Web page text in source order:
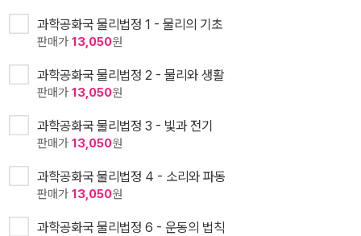
과학공화국 물리법정 1 - 물리의 기초
판매가 13,050원
과학공화국 물리법정 2 - 물리와 생활
판매가 13,050원
과학공화국 물리법정 3 - 빛과 전기
판매가 13,050원
과학공화국 물리법정 4 - 소리와 파동
판매가 13,050원
과학공화국 물리법정 6 - 운동의 법칙